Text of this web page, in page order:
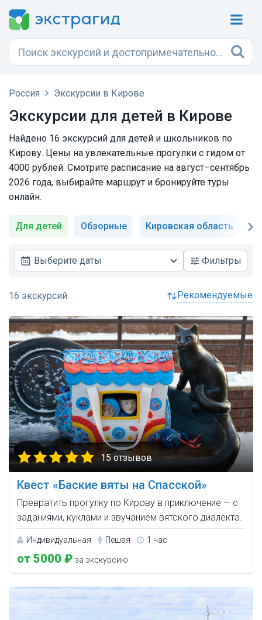
Россия Экскурсии в Кирове
Экскурсии для детей в Кирове
Найдено 16 экскурсий для детей и школьников по
Кирову. Цены на увлекательные прогулки с гидом от
4000 рублей. Смотрите расписание на август–сентябрь
2026 года, выбирайте маршрут и бронируйте туры
онлайн.
Для детей Обзорные Кировская область
Выберите даты Фильтры
рекомендуемые
15 отзывов
Квест «Баские вяты на Спасской»
Превратить прогулку по Кирову в приключение — с
заданиями, куклами и звучанием вятского диалекта.
Индивидуальная Пешая 1 час
от 5000 ₽ за экскурсию